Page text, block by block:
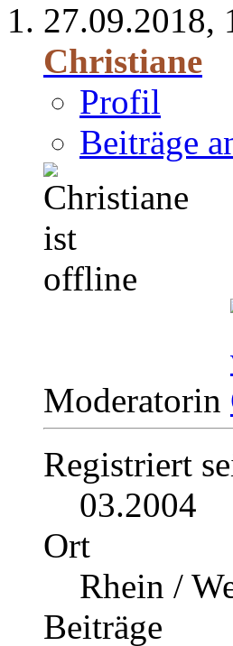
27.09.2018,
Christiane
Profil
Beiträge
Moderatorin
Registriert
03.2004
Ort
Rhein /
Beiträge